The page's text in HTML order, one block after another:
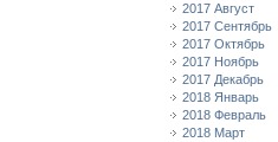
2017 Август
2017 Сентябрь
2017 Октябрь
2017 Ноябрь
2017 Декабрь
2018 Январь
2018 Февраль
2018 Март